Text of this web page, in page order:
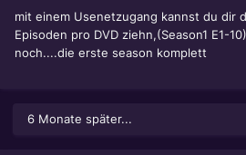
mit einem Usenetzugang kannst du dir
Episoden pro DVD ziehn,(Season1 E1-
noch....die erste season komplett
6 Monate später...